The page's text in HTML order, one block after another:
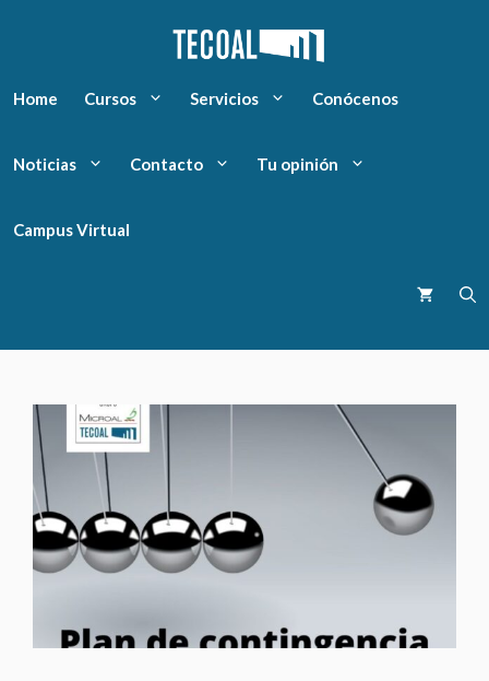
Home Cursos Servicios Conócenos
Noticias Contacto Tu opinión
Campus Virtual